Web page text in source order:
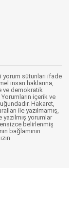
yorum sütunları ifade
insan haklarına,
ve demokratik
içerik ve
Hakaret,
ile yazılmamış,
yorumlar
belirlenmiş
bağlamının